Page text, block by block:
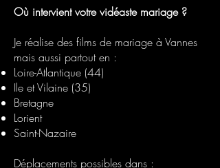
Où intervient votre vidéaste mariage ?
Je réalise des films de mariage à Vannes
mais aussi partout en :
Loire-Atlantique (44)
Ile et Vilaine (35)
Bretagne
Lorient
Saint-Nazaire
Déplacements possibles dans :